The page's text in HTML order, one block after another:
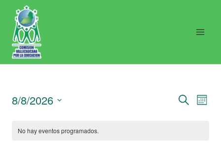
Saltar
contenido
BUSCAR
8/8/2026
fecha.
No hay eventos programados.